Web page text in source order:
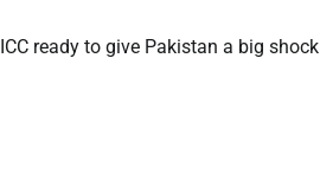
ICC ready to give Pakistan a big shock